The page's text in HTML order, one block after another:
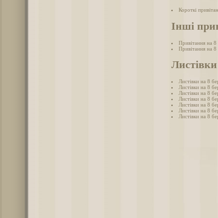
Короткі
Інші
Привітання на 8
Привітання на 8
Листівки на 8
Листівки на 8
Листівки на 8
Листівки на 8
Листівки на 8
Листівки на 8
Листівки на 8